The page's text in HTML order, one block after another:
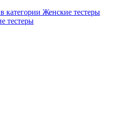
категории Женские тестеры
тестеры